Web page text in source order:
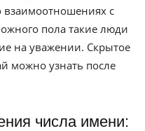
с
пола такие люди
на уважении. Скрытое
можно узнать после
числа имени: